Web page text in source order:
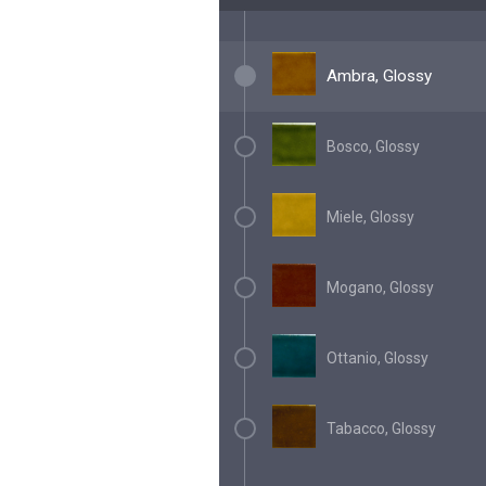
Ambra, Glossy
Bosco, Glossy
Miele, Glossy
Mogano, Glossy
Ottanio, Glossy
Tabacco, Glossy